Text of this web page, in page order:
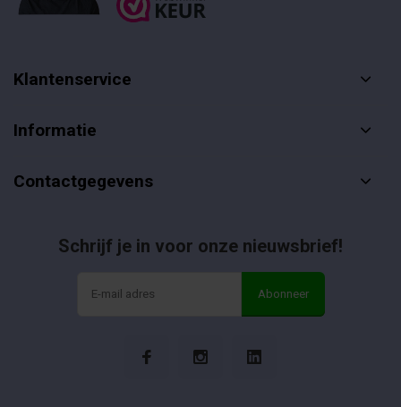
Klantenservice
Informatie
Contactgegevens
Schrijf je in voor onze nieuwsbrief!
Abonneer